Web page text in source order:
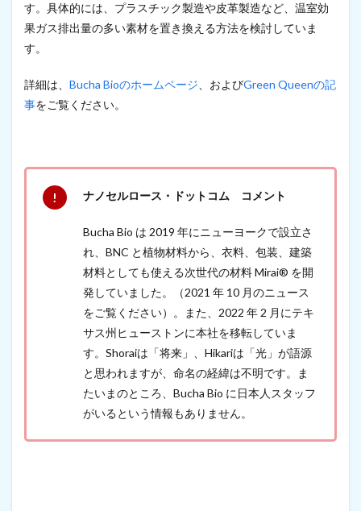
強
化
プ
チ
ッ
ク
運
コ
ン
日
す。具体的には、プラスチック製造や皮革製造など、温室効
果ガス排出量の多い素材を置き換える方法を検討していま
す。
詳細は、 Bucha Bioのホームページ 、およびGreen Queenの記
事をご覧ください。
ナノセルロース・ドットコム コメント
Bucha Bio は 2019 年にニューヨークで設立さ
れ、BNC と植物材料から、衣料、包装、建築
材料としても使える次世代の材料 Mirai® を開
発していました。（2021 年 10 月のニュース
をご覧ください）。また、2022 年 2 月にテキ
サス州ヒューストンに本社を移転していま
す。Shoraiは「将来」、Hikariは「光」が語源
と思われますが、命名の経緯は不明です。ま
たいまのところ、Bucha Bio に日本人スタッフ
がいるという情報もありません。